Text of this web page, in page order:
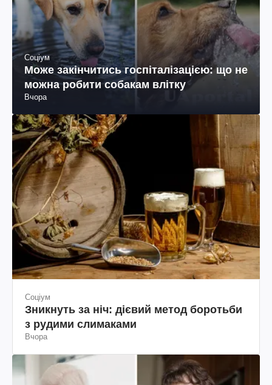
Соціум
Може закінчитись госпіталізацією: що не
можна робити собакам влітку
Вчора
Соціум
Зникнуть за ніч: дієвий метод боротьби
з рудими слимаками
Вчора